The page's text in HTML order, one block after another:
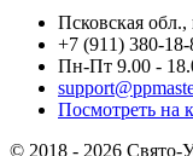
Псковская
+7 (911) 380-18-
Пн-Пт 9.00 -
Посмотреть на
© 2018 - 2026 Свято-